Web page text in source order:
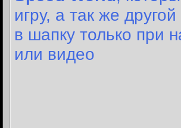
игру, а так же
в шапку только при
или видео